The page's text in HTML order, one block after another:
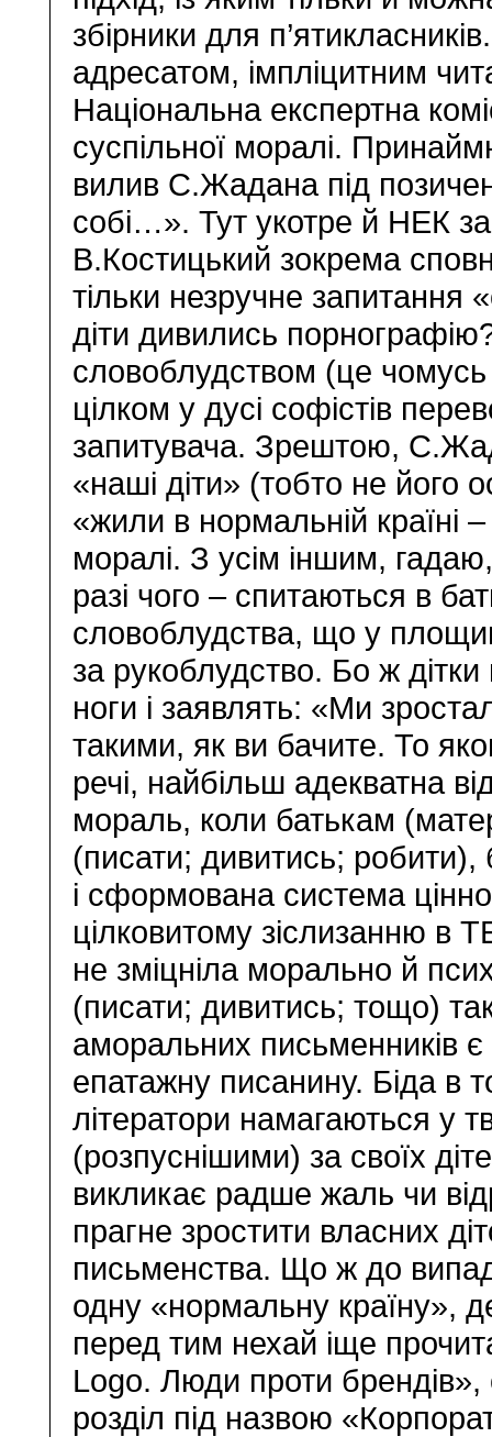
збірники для
адресатом, імпліцитним
Національна експертна
суспільної моралі.
вилив С.Жадана під
собі…». Тут укотре й НЕК
В.Костицький зокрема
тільки незручне запитання
діти дивились
словоблудством (це
цілком у дусі софістів
запитувача. Зрештою,
«наші діти» (тобто не його
«жили в нормальній країні
моралі. З усім іншим,
разі чого – спитаються в
словоблудства, що у
за рукоблудство. Бо ж
ноги і заявлять: «Ми
такими, як ви бачите. То
речі, найбільш адекватна
мораль, коли батькам
(писати; дивитись; робити),
і сформована система
цілковитому зіслизанню в
не зміцніла морально й
(писати; дивитись; тощо)
аморальних письменників
епатажну писанину. Біда в
літератори намагаються у
(розпуснішими) за своїх
викликає радше жаль чи
прагне зростити власних
письменства. Що ж до
одну «нормальну країну»,
перед тим нехай іще
Logo. Люди проти
розділ під назвою